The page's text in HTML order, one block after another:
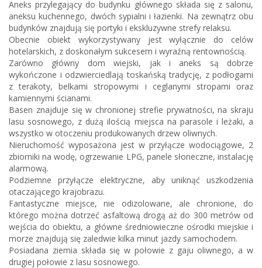
Aneks przylegający do budynku głównego składa się z salonu,
aneksu kuchennego, dwóch sypialni i łazienki. Na zewnątrz obu
budynków znajdują się portyki i ekskluzywne strefy relaksu.
Obecnie obiekt wykorzystywany jest wyłącznie do celów
hotelarskich, z doskonałym sukcesem i wyraźną rentownością.
Zarówno główny dom wiejski, jak i aneks są dobrze
wykończone i odzwierciedlają toskańską tradycję, z podłogami
z terakoty, belkami stropowymi i ceglanymi stropami oraz
kamiennymi ścianami.
Basen znajduje się w chronionej strefie prywatności, na skraju
lasu sosnowego, z dużą ilością miejsca na parasole i leżaki, a
wszystko w otoczeniu produkowanych drzew oliwnych.
Nieruchomość wyposażona jest w przyłącze wodociągowe, 2
zbiorniki na wodę, ogrzewanie LPG, panele słoneczne, instalację
alarmową.
Podziemne przyłącze elektryczne, aby uniknąć uszkodzenia
otaczającego krajobrazu.
Fantastyczne miejsce, nie odizolowane, ale chronione, do
którego można dotrzeć asfaltową drogą aż do 300 metrów od
wejścia do obiektu, a główne średniowieczne ośrodki miejskie i
morze znajdują się zaledwie kilka minut jazdy samochodem.
Posiadana ziemia składa się w połowie z gaju oliwnego, a w
drugiej połowie z lasu sosnowego.